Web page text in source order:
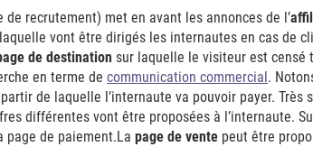
de recrutement) met en avant les annonces de l’
vont être dirigés les internautes en cas de
de destination sur laquelle le visiteur est censé
en terme de communication commercial.
de laquelle l’internaute va pouvoir payer. Très
différentes vont être proposées à l’internaute.
page de paiement.La page de vente peut être